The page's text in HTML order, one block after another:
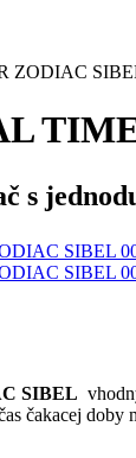
SIBEL
s
SIBEL
čakacej